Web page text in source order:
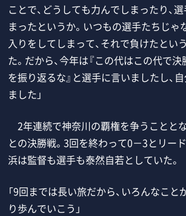
ことで、どうしても力んでしまったり、
まったというか。いつもの選手たちじゃ
入りをしてしまって、それで負けたとい
た。だから、今年は『この代はこの代で
を振り返るな』と選手に言いましたし、
ました」
2年連続で神奈川の覇権を争うことと
との決勝戦。3回を終わって0－3とリー
浜は監督も選手も泰然自若としていた。
「9回までは長い旅だから、いろんなこと
り歩んでいこう」